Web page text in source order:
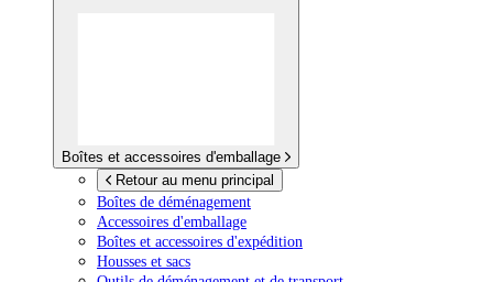
Boîtes et accessoires d'emballage
Retour au menu principal
Boîtes de déménagement
Accessoires d'emballage
Boîtes et accessoires d'expédition
Housses et sacs